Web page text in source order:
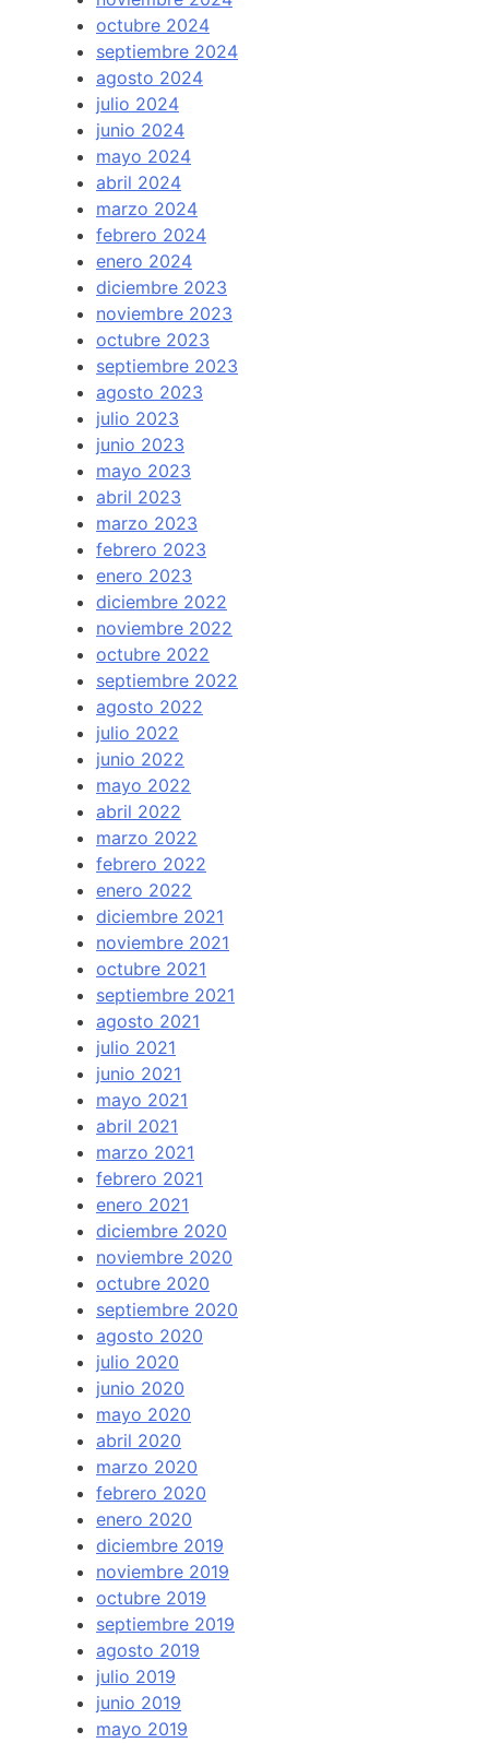
octubre 2024
septiembre 2024
agosto 2024
julio 2024
junio 2024
mayo 2024
abril 2024
marzo 2024
febrero 2024
enero 2024
diciembre 2023
noviembre 2023
octubre 2023
septiembre 2023
agosto 2023
julio 2023
junio 2023
mayo 2023
abril 2023
marzo 2023
febrero 2023
enero 2023
diciembre 2022
noviembre 2022
octubre 2022
septiembre 2022
agosto 2022
julio 2022
junio 2022
mayo 2022
abril 2022
marzo 2022
febrero 2022
enero 2022
diciembre 2021
noviembre 2021
octubre 2021
septiembre 2021
agosto 2021
julio 2021
junio 2021
mayo 2021
abril 2021
marzo 2021
febrero 2021
enero 2021
diciembre 2020
noviembre 2020
octubre 2020
septiembre 2020
agosto 2020
julio 2020
junio 2020
mayo 2020
abril 2020
marzo 2020
febrero 2020
enero 2020
diciembre 2019
noviembre 2019
octubre 2019
septiembre 2019
agosto 2019
julio 2019
junio 2019
mayo 2019